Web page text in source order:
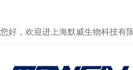
您好，欢迎进上海默威生物科技有